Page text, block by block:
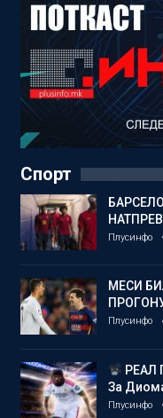
Спорт
Плусинфо
МЕСИ
Плусинфо
РЕАЛ
За
Плусинфо